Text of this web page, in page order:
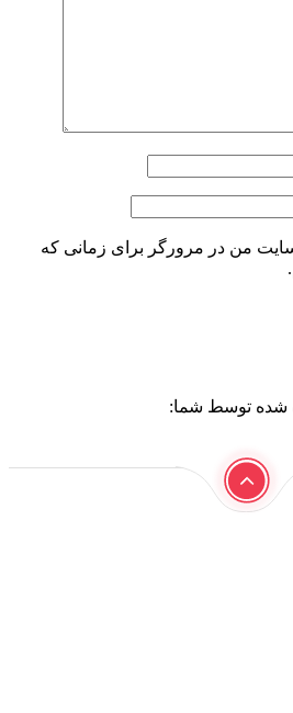
من در مرورگر برای زمانی که
شده توسط شما: